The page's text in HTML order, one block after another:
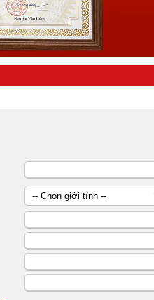
-- Chọn giới tính --